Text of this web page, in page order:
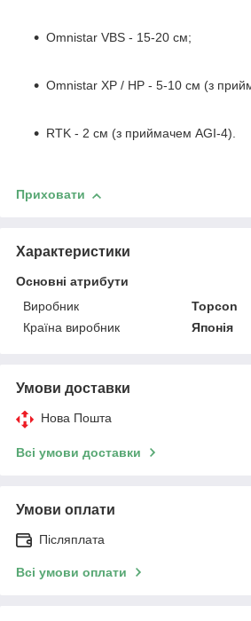
Omnistar VBS - 15-20 см;
Omnistar XP / HP - 5-10 см (з
RTK - 2 см (з приймачем AGI-4).
Приховати
Характеристики
Основні атрибути
Виробник
Topcon
Країна виробник
Японія
Умови доставки
Нова Пошта
Всі умови доставки
Умови оплати
Післяплата
Всі умови оплати